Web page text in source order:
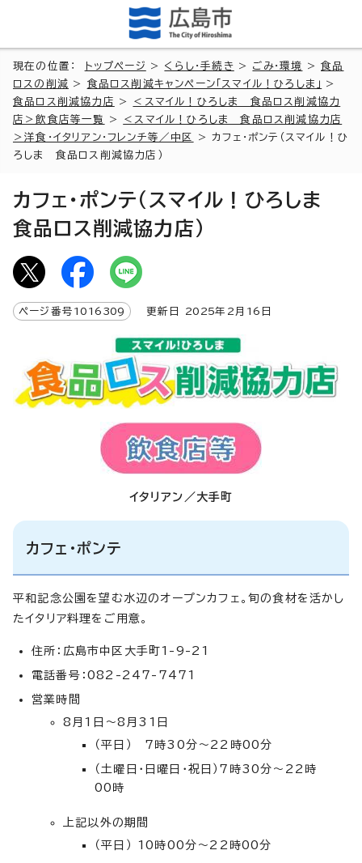
現在の位置： トップページ > くらし・手続き > ごみ・環境 >食品
ロスの削減 > 食品ロス削減キャンペーン「スマイル！ひろしま」
>
食品ロス削減協力店
>
＜スマイル！ひろしま 食品ロス削減協力
店＞飲食店等一覧
>
＜スマイル！ひろしま 食品ロス削減協力店
＞洋食・イタリアン・フレンチ等／中区
> カフェ・ポンテ（スマイル！ひ
ろしま 食品ロス削減協力店）
カフェ・ポンテ（スマイル！ひろしま
食品ロス削減協力店）
ページ番号 1016309 更新日 2025年2月 16 日
イタリアン／大手町
カフェ・ポンテ
平和記念公園を望む水辺のオープンカフェ。旬の食材を活かし
たイタリア料理をご用意。
住所：広島市中区大手町1-9-21
電話番号：082-247-7471
営業時間
8月1日～8月31日
（平日） 7時30分～22時00分
（土曜日・日曜日・祝日）7時30分～22時
00時
上記以外の期間
（平日） 10時00分～22時00分